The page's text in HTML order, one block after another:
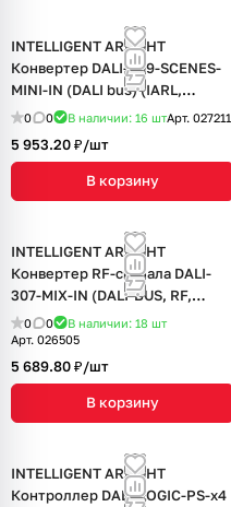
INTELLIGENT ARLIGHT
Конвертер DALI-309-SCENES-
MINI-IN (DALI bus) (IARL,
Пластик)
0 0 В наличии: 16 штАрт. 027211
5 953.20 ₽/шт
В корзину
INTELLIGENT ARLIGHT
Конвертер RF-сигнала DALI-
307-MIX-IN (DALI-BUS, RF,
PUSH) (IARL, Пластик)
0 0 В наличии: 18 шт
Арт. 026505
5 689.80 ₽/шт
В корзину
INTELLIGENT ARLIGHT
Контроллер DALI-LOGIC-PS-x4